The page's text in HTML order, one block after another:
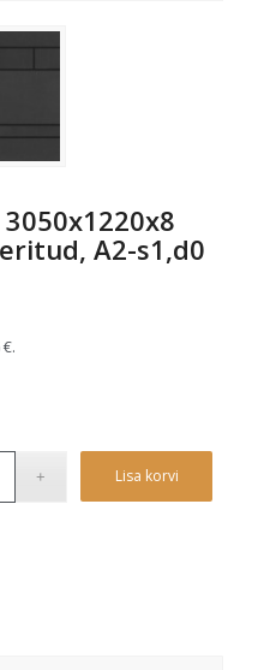
A2-s1,d0
€.
Lisa korvi